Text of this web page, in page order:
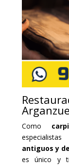
Como
antiguos y
es único y